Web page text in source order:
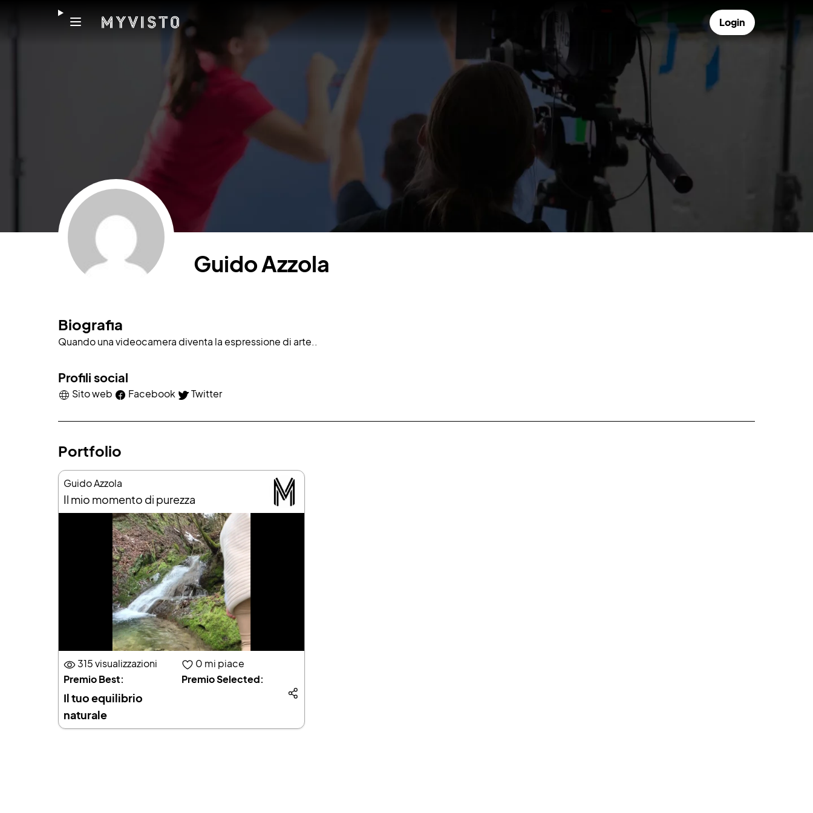
Login
Guido Azzola
Biografia
Quando una videocamera diventa la espressione di arte..
Profili social
Sito web Facebook Twitter
Portfolio
Guido Azzola
Il mio momento di purezza
315 visualizzazioni 0 mi piace
Premio Best:
Premio Selected:
Il tuo equilibrio
naturale